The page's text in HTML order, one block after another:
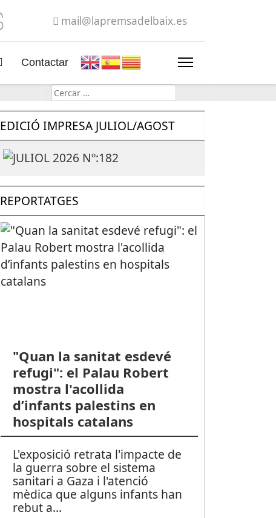
mail@lapremsadelbaix.es
Contactar
Cerca
EDICIÓ IMPRESA JULIOL/AGOST
REPORTATGES
"Quan la sanitat esdevé
refugi": el Palau Robert
mostra l'acollida
d’infants palestins en
hospitals catalans
L'exposició retrata l'impacte de
la guerra sobre el sistema
sanitari a Gaza i l'atenció
mèdica que alguns infants han
rebut a...